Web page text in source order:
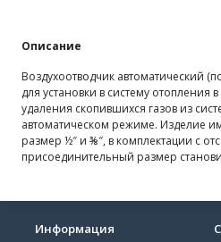
Описание
Воздухоотводчик автоматический
для установки в систему отопления в
удаления скопившихся газов из
автоматическом режиме. Изделие
размер ½″ и ⅜″, в комплектации с
присоединительный размер
Информация